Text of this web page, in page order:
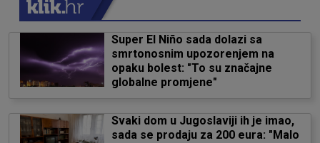
Super El Niño sada dolazi sa
smrtonosnim upozorenjem na
opaku bolest: "To su značajne
globalne promjene"
Svaki dom u Jugoslaviji ih je imao,
sada se prodaju za 200 eura: "Malo